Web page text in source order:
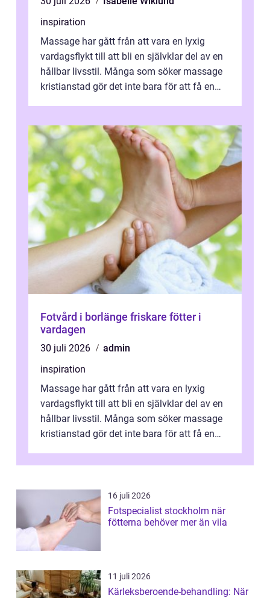
inspiration
Massage har gått från att vara en lyxig
vardagsflykt till att bli en självklar del av en
hållbar livsstil. Många som söker massage
kristianstad gör det inte bara för att få en
Fotvård i borlänge friskare fötter i
vardagen
30 juli 2026
admin
inspiration
Massage har gått från att vara en lyxig
vardagsflykt till att bli en självklar del av en
hållbar livsstil. Många som söker massage
kristianstad gör det inte bara för att få en
16 juli 2026
Fotspecialist stockholm när
fötterna behöver mer än vila
11 juli 2026
Kärleksberoende-behandling: När